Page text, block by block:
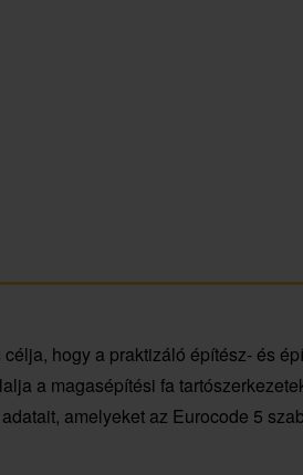
hogy a praktizáló építész- és
a magasépítési fa
amelyeket az Eurocode 5